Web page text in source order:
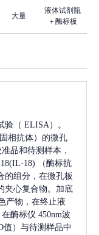
大量
液体试剂瓶
＋酶标板
验（ ELISA）。
相抗体）的微孔
准品和待测样本，
18)
（酶标抗
的组分，在微孔板
夹心复合物。加底
产物，在终止液
酶标仪 450nm波
值）与待测样品中